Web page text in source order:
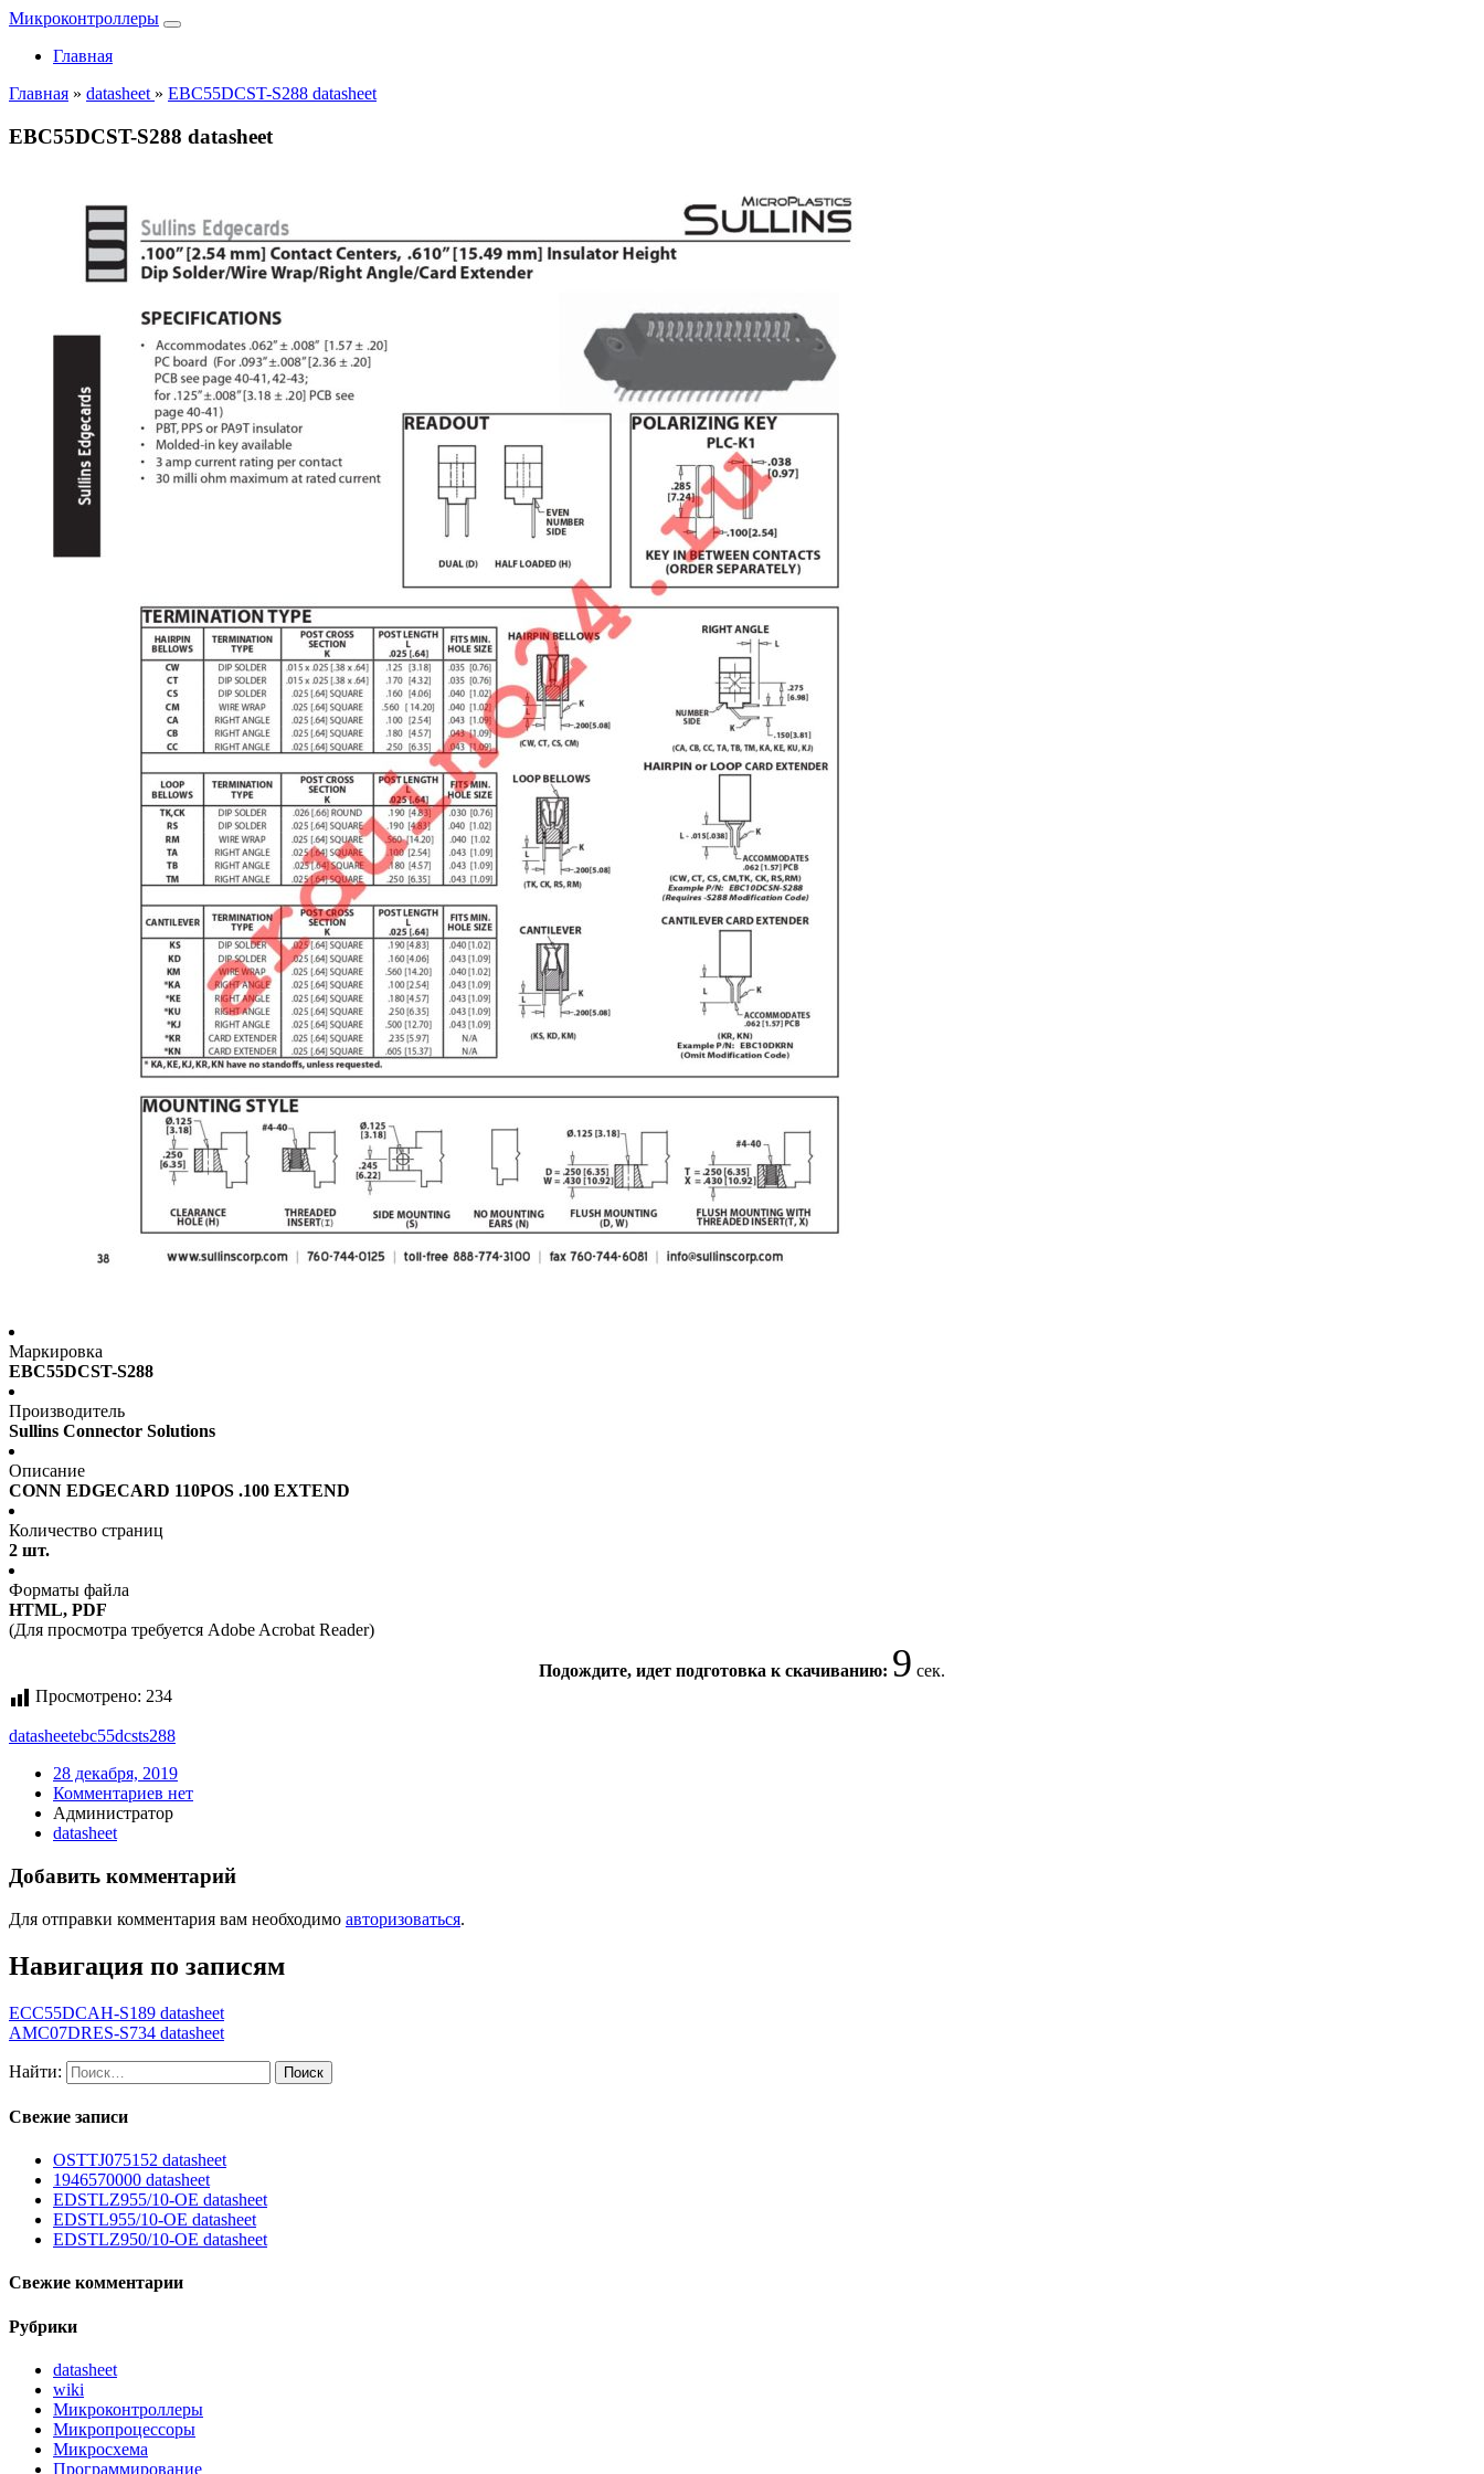
Микроконтроллеры
Главная
Главная » datasheet » EBC55DCST-S288 datasheet
EBC55DCST-S288 datasheet
Маркировка
EBC55DCST-S288
Производитель
Sullins Connector Solutions
Описание
CONN EDGECARD 110POS .100 EXTEND
Количество страниц
2 шт.
Форматы файла
HTML, PDF
(Для просмотра требуется Adobe Acrobat Reader)
Подождите, идет подготовка к скачиванию: 9 сек.
Просмотрено: 234
datasheetebc55dcsts288
28 декабря, 2019
Комментариев нет
Администратор
datasheet
Добавить комментарий
Для отправки комментария вам необходимо авторизоваться.
Навигация по записям
ECC55DCAH-S189 datasheet
AMC07DRES-S734 datasheet
Найти:
Свежие записи
OSTTJ075152 datasheet
1946570000 datasheet
EDSTLZ955/10-OE datasheet
EDSTL955/10-OE datasheet
EDSTLZ950/10-OE datasheet
Свежие комментарии
Рубрики
datasheet
wiki
Микроконтроллеры
Микропроцессоры
Микросхема
Программирование